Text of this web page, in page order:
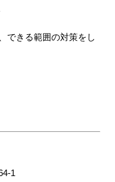
できる範囲の対策をし
1